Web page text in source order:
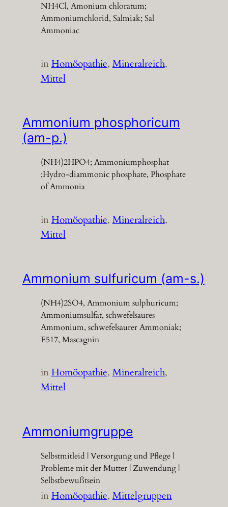
NH4Cl, Amonium chloratum;
Ammoniumchlorid, Salmiak; Sal
Ammoniac
inHomöopathie, Mineralreich
Mittel
Ammonium phosphoricum
(am-p.)
(NH4)2HPO4; Ammoniumphosphat
;Hydro-diammonic phosphate, Phosphate
of Ammonia
inHomöopathie, Mineralreich
Mittel
Ammonium sulfuricum (am-s.)
(NH4)2SO4, Ammonium sulphuricum;
Ammoniumsulfat, schwefelsaures
Ammonium, schwefelsaurer Ammoniak;
E517, Mascagnin
inHomöopathie, Mineralreich
Mittel
Ammoniumgruppe
Selbstmitleid | Versorgung und Pflege |
Probleme mit der Mutter | Zuwendung |
Selbstbewußtsein
inHomöopathie, Mittelgruppen